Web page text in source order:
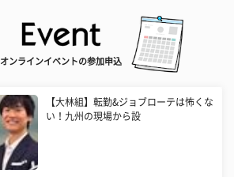
オンラインイベントの参加申込
【大林組】転勤&ジョブローテは怖くな
い！九州の現場から設